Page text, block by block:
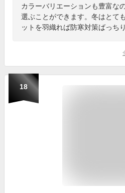
カラーバリエーションも豊富な
選ぶことができます。冬はとて
ットを羽織れば防寒対策ばっち
18